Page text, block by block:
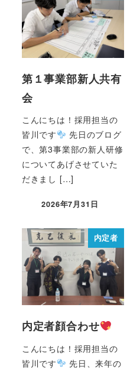
第１事業部新人共有
会
こんにちは！採用担当の
皆川です
先日のブログ
で、第3事業部の新人研修
についてあげさせていた
だきまし […]
2026年7月31日
内定者
内定者顔合わせ
こんにちは！採用担当の
皆川です
先日、来年の